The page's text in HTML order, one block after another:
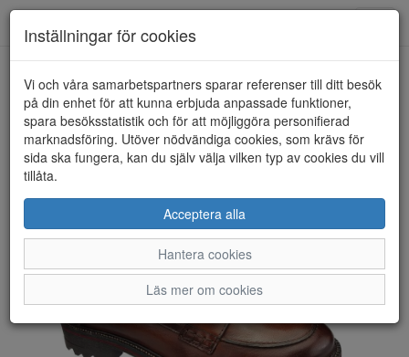
HEM BAGATT
Inställningar för cookies
Vi och våra samarbetspartners sparar referenser till ditt besök
på din enhet för att kunna erbjuda anpassade funktioner,
spara besöksstatistik och för att möjliggöra personifierad
marknadsföring. Utöver nödvändiga cookies, som krävs för
sida ska fungera, kan du själv välja vilken typ av cookies du vill
tillåta.
Acceptera alla
Hantera cookies
Läs mer om cookies